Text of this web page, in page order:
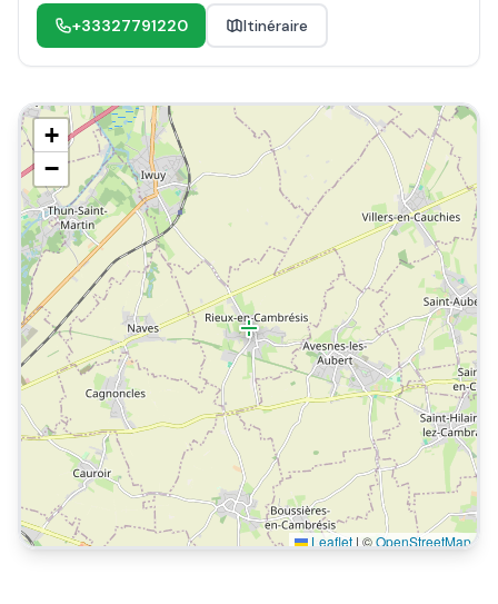
+33327791220 Itinéraire
+
−
Leaflet | ©OpenStreetMap